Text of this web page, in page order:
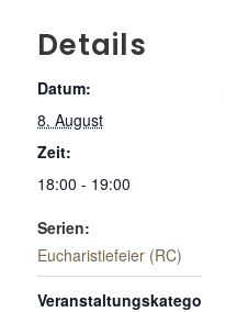
Details
Datum:
8. August
Zeit:
18:00 - 19:00
Serien:
Eucharistiefeier (RC)
Veranstaltungskatego